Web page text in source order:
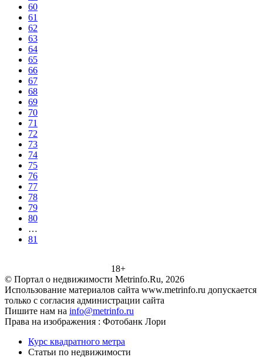
60
61
62
63
64
65
66
67
68
69
70
71
72
73
74
75
76
77
78
79
80
…
81
18+
© Портал о недвижимости Metrinfo.Ru, 2026
Использование материалов сайта www.metrinfo.ru допускается
только с согласия администрации сайта
Пишите нам на info@metrinfo.ru
Права на изображения : Фотобанк Лори
Курс квадратного метра
Статьи по недвижимости